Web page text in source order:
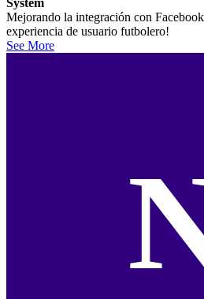
System
Mejorando la integración con
experiencia de usuario futbolero!
See More